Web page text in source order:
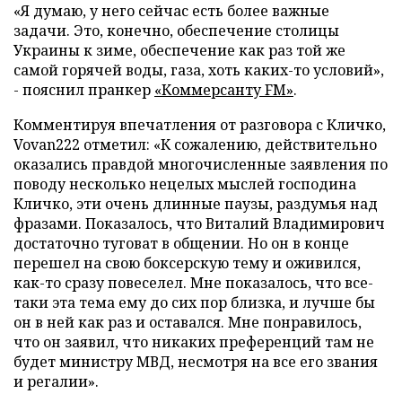
«Я думаю, у него сейчас есть более важные
задачи. Это, конечно, обеспечение столицы
Украины к зиме, обеспечение как раз той же
самой горячей воды, газа, хоть каких-то условий»,
- пояснил пранкер «Коммерсанту FM».
Комментируя впечатления от разговора с Кличко,
Vovan222 отметил: «К сожалению, действительно
оказались правдой многочисленные заявления по
поводу несколько нецелых мыслей господина
Кличко, эти очень длинные паузы, раздумья над
фразами. Показалось, что Виталий Владимирович
достаточно туговат в общении. Но он в конце
перешел на свою боксерскую тему и оживился,
как-то сразу повеселел. Мне показалось, что все-
таки эта тема ему до сих пор близка, и лучше бы
он в ней как раз и оставался. Мне понравилось,
что он заявил, что никаких преференций там не
будет министру МВД, несмотря на все его звания
и регалии».